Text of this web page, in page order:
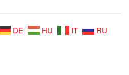
DE HU IT RU